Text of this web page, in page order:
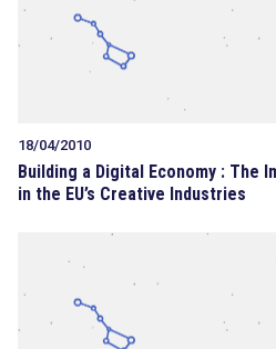
18/04/2010
Building a Digital Economy : The
in the EU’s Creative Industries